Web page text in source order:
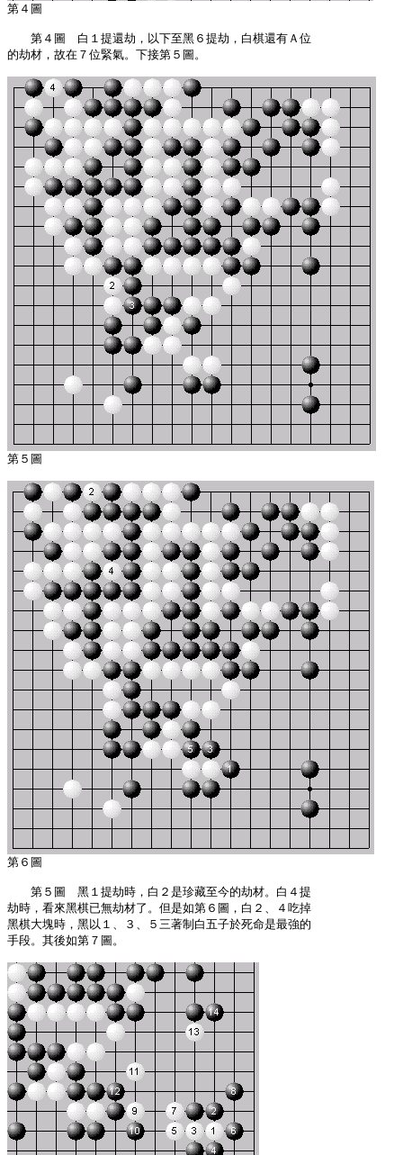
第４圖　白１提還劫，以下至黑６提劫，白棋還有Ａ位
的劫材，故在７位緊氣。下接第５圖。
第５圖　黑１提劫時，白２是珍藏至今的劫材。白４提
劫時，看來黑棋已無劫材了。但是如第６圖，白２、４吃掉
黑棋大塊時，黑以１、３、５三著制白五子於死命是最強的
手段。其後如第７圖。